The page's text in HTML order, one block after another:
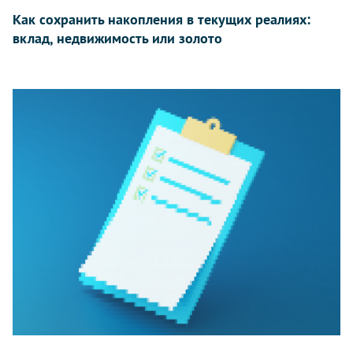
Как сохранить накопления в текущих реалиях:
вклад, недвижимость или золото